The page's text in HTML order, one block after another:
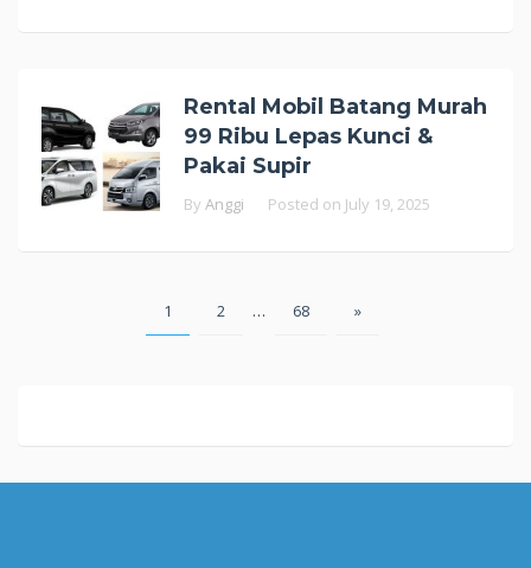
Rental Mobil Batang Murah
99 Ribu Lepas Kunci &
Pakai Supir
By Anggi Posted on July 19, 2025
pagination
1 2 … 68 »